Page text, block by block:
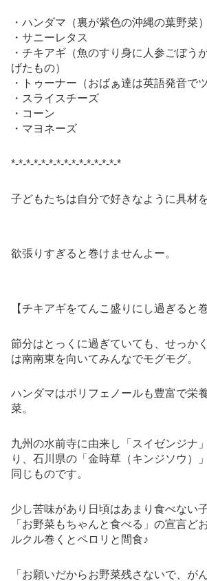
・ハンダマ（裏が紫色の沖縄の葉野菜）
・サニーレタス
・チキアギ（魚のすり身に人参ごぼう
げたもの）
・トゥーナー（おばぁ達は英語発音で
・スライスチーズ
・コーン
・マヨネーズ
*-*-*-*-*-*-*-*-*-*-*-*-*-*-*
子どもたちは自分で好きなように具材
欲張りすぎると巻けませんよー。
【チキアギをてんこ盛りにし過ぎると
節分はとっくに過ぎていても、せっか
は南南東を向いてみんなでモグモグ。
ハンダマはポリフェノールも豊富で栄
菜。
九州の水前寺に由来し「スイゼンジナ
り、石川県の「金時草（キンジソウ）
同じものです。
少し苦味があり日頃はあまり食べない
「お野菜もちゃんと食べる」の宣言ど
ルクル巻くとペロリと間食♪
「お願いだからお野菜残さないで、が